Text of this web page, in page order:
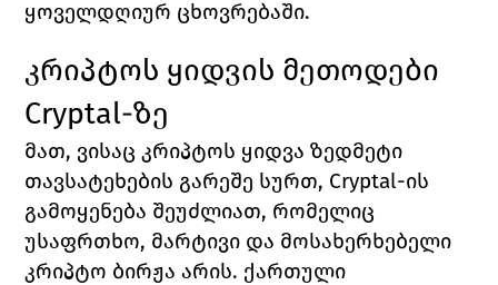
ყოველდღიურ ცხოვრებაში.
კრიპტოს ყიდვის მეთოდები
Cryptal-ზე
მათ, ვისაც კრიპტოს ყიდვა ზედმეტი
თავსატეხების გარეშე სურთ, Cryptal-ის
გამოყენება შეუძლიათ, რომელიც
უსაფრთხო, მარტივი და მოსახერხებელი
კრიპტო ბირჟა არის. ქართული